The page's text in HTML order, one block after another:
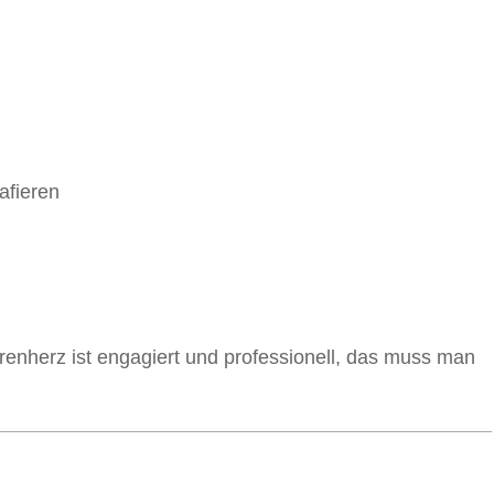
ist engagiert und professionell, das muss man